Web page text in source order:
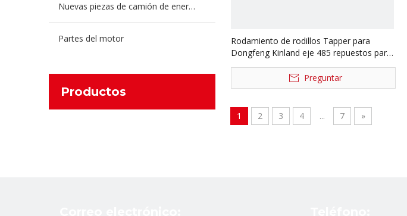
Nuevas piezas de camión de energía
Partes del motor
Productos
Rodamiento de rodillos Tapper para
Dongfeng Kinland eje 485 repuestos para
camiones 30215 7215 7215E
Preguntar
1 2 3 4 ... 7 »